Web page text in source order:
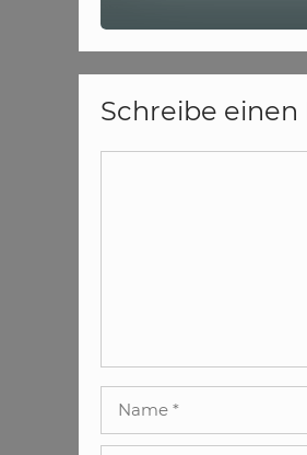
Schreibe